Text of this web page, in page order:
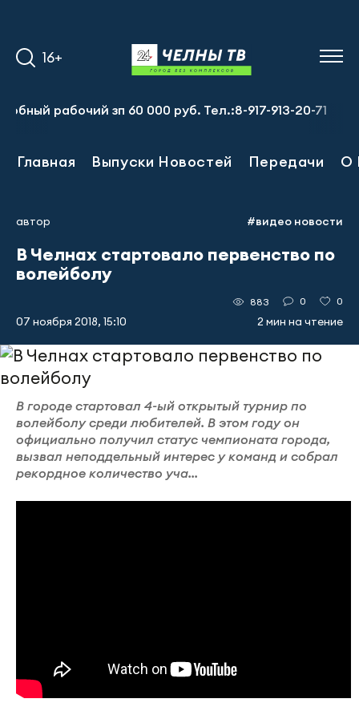
16+
рабочий зп 60 000 руб. Тел.:8-917-913-20-71
Главная Выпуски Новостей Передачи О
автор #видео новости
В Челнах стартовало первенство по
волейболу
07 ноября 2018, 15:10
883 0 0
2 мин на чтение
В городе стартовал 4-ый открытый турнир по
волейболу среди любителей. В этом году он
официально получил статус чемпионата города,
вызвал неподдельный интерес у команд и собрал
рекордное количество уча...